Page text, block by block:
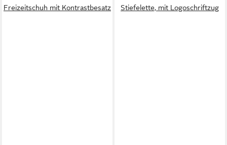
Freizeitschuh mit Kontrastbesatz
Stiefelette, mit Logoschriftzug